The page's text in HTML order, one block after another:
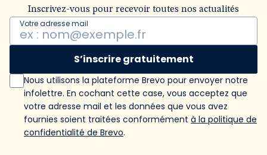
Inscrivez-vous pour recevoir toutes nos actualités
Votre adresse mail
S’inscrire gratuitement
Nous utilisons la plateforme Brevo pour envoyer notre
infolettre. En cochant cette case, vous acceptez que
votre adresse mail et les données que vous avez
fournies soient traitées conformément à la politique de
confidentialité de Brevo.